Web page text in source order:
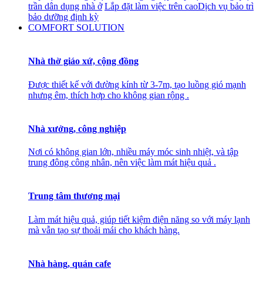
trần dân dụng nhà ở Lắp đặt làm việc trên caoDịch vụ bảo trì
bảo dưỡng định kỳ
COMFORT SOLUTION
Nhà thờ giáo xứ, cộng đồng
Được thiết kế với đường kính từ 3-7m, tạo luồng gió mạnh
nhưng êm, thích hợp cho không gian rộng .
Nhà xưởng, công nghiệp
Nơi có không gian lớn, nhiều máy móc sinh nhiệt, và tập
trung đông công nhân, nên việc làm mát hiệu quả .
Trung tâm thương mại
Làm mát hiệu quả, giúp tiết kiệm điện năng so với máy lạnh
mà vẫn tạo sự thoải mái cho khách hàng.
Nhà hàng, quán cafe